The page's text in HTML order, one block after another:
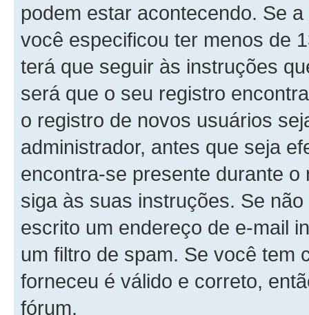
podem estar acontecendo. Se
você especificou ter menos de
terá que seguir às instruções
será que o seu registro
o registro de novos usuários
administrador, antes que seja
encontra-se presente durante
siga às suas instruções. Se
escrito um endereço de e-mail
um filtro de spam. Se você tem
forneceu é válido e correto,
fórum.